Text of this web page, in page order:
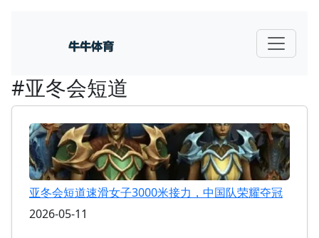
#亚冬会短道
亚冬会短道速滑女子3000米接力，中国队荣耀夺冠
2026-05-11